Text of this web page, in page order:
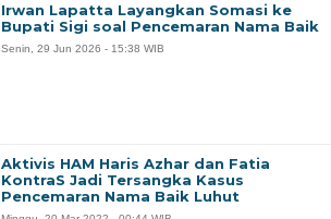
Irwan Lapatta Layangkan Somasi ke
Bupati Sigi soal Pencemaran Nama Baik
Senin, 29 Jun 2026 - 15:38 WIB
Aktivis HAM Haris Azhar dan Fatia
KontraS Jadi Tersangka Kasus
Pencemaran Nama Baik Luhut